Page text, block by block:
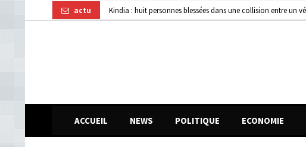
actu Kindia : huit personnes blessées dans une collision entre un
Guinée : 11 présumés membres d’un réseau de vol de motos
ACCUEIL NEWS POLITIQUE ECONOMIE